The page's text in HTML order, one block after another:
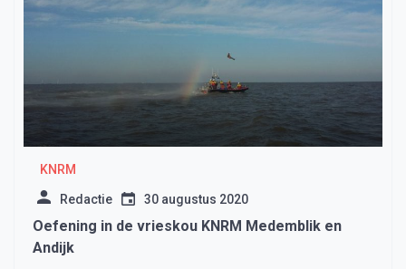
KNRM
Redactie 30 augustus 2020
Oefening in de vrieskou KNRM Medemblik en
Andijk